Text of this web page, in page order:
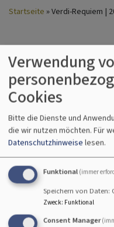
Startseite Verdi-Requiem |
Verdi-
Verwendung
Cookies
Bitte die Dienste und
die wir nutzen möchten. Für
Datenschutzhinweise lesen.
Funktional (immer
Speichern von Daten:
Zweck: Funktional
Consent Manager